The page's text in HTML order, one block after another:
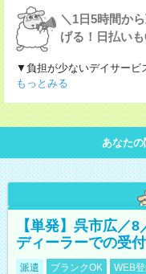
＼1日5時間か
げる！日払いも
▼負担が少ないデイサー
もっとみる
あなたの
【単発】呉市広／
ディーラーでの受
派遣 ブランクOK WEB